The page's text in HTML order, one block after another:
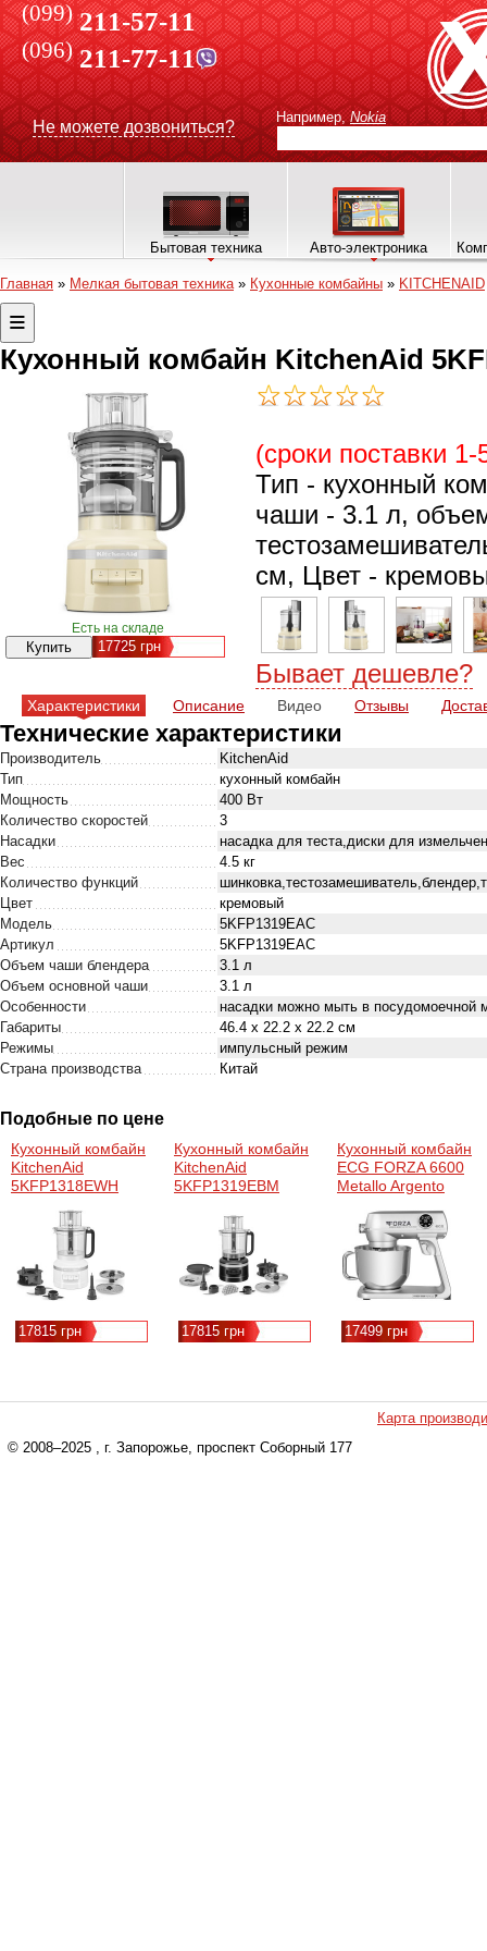
(099) 211-57-11
(096)211-77-11
Не можете дозвониться?
Например, Nokia
Бытовая техника Авто-электроника
Главная » Мелкая бытовая техника» Кухонные комбайны » KITCHENAID
Кухонный комбайн KitchenAid
Есть на складе
17725грн
(сроки поставки
Тип - кухонный
чаши - 3.1 л,
см, Цвет -
Бывает дешевле?
Характеристики Описание Видео Отзывы
Технические характеристики
Производитель
KitchenAid
Тип
кухонный комбайн
Мощность
400 Вт
Количество скоростей
3
Насадки
насадка для теста,диски для
Вес
4.5 кг
Количество функций
Цвет
кремовый
Модель
5KFP1319EAC
Артикул
5KFP1319EAC
Объем чаши блендера
3.1 л
Объем основной чаши
3.1 л
Особенности
насадки можно мыть в посудомоечной
Габариты
46.4 х 22.2 х 22.2 см
Режимы
импульсный режим
Страна производства
Китай
Подобные по цене
Кухонный комбайн
KitchenAid
5KFP1318EWH
(5KFP1318EWH)
17815 грн
Кухонный комбайн
KitchenAid
5KFP1319EBM
(5KFP1319EBM)
17815 грн
Кухонный комбайн
ECG FORZA 6600
Metallo Argento
17499 грн
Карта
© 2008–2025 , г. Запорожье, проспект Соборный 177